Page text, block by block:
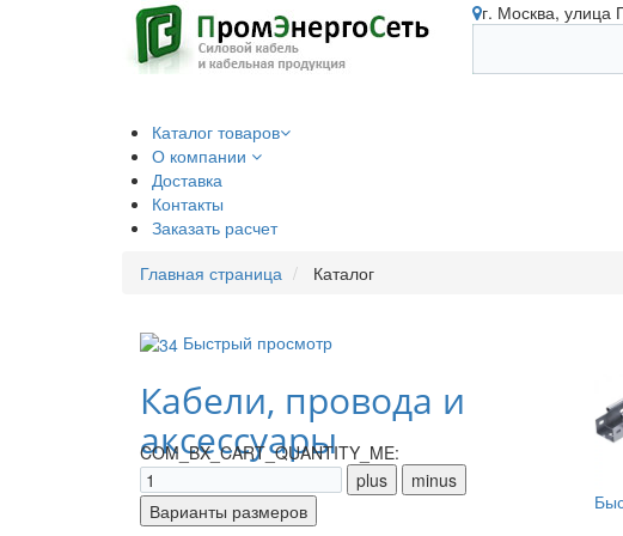
г. Москва, улица
Каталог товаров
О компании
Доставка
Контакты
Заказать расчет
Главная страница
Каталог
Быстрый просмотр
Кабели, провода и
аксессуары
COM_BX_CART_QUANTITY_ME: